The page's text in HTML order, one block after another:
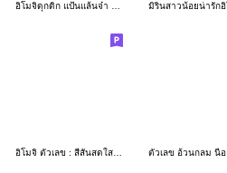
อิโมจิดุกดิก แป้นแล้นจ๋า พร+ทุกวัน1 มิรินสาวน้อยน่ารักอิ